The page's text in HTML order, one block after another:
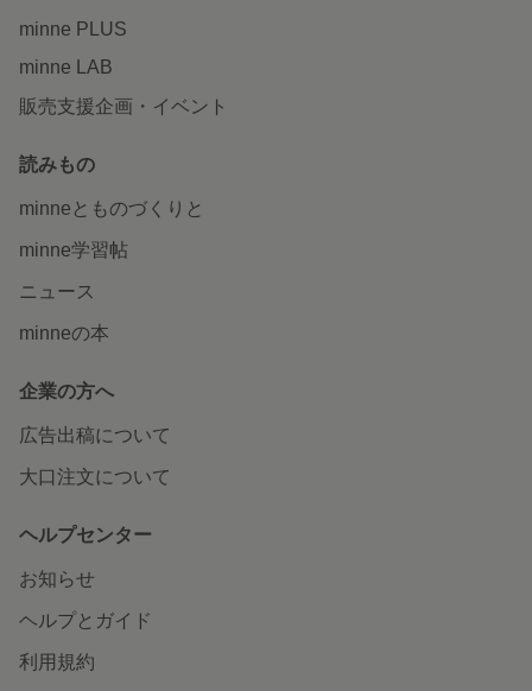
minne PLUS
minne LAB
販売支援企画・イベント
読みもの
minneとものづくりと
minne学習帖
ニュース
minneの本
企業の方へ
広告出稿について
大口注文について
ヘルプセンター
お知らせ
ヘルプとガイド
利用規約